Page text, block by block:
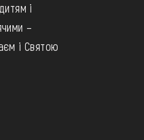
і
–
і Святою